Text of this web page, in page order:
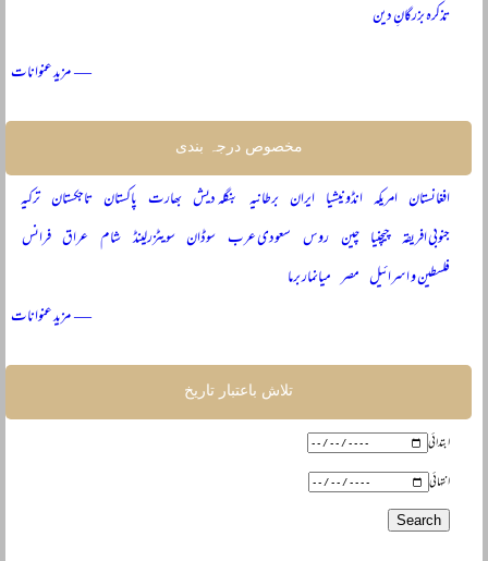
تذکرہ بزرگانِ دین
— مزید عنوانات
مخصوص درجہ بندی
افغانستان امریکہ انڈونیشیا ایران برطانیہ بنگلہ دیش بھارت پاکستان تاجکستان ترکیہ
جنوبی افریقہ چیچنیا چین روس سعودی عرب سوڈان سویٹزرلینڈ شام عراق فرانس
فلسطین و اسرائیل مصر میانمار برما
— مزید عنوانات
تلاش باعتبار تاریخ
ابتدائی
انتہائی